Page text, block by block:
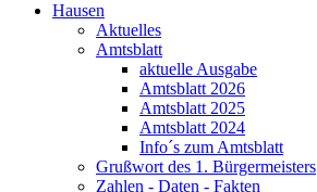
Hausen
Aktuelles
Amtsblatt
aktuelle Ausgabe
Amtsblatt 2026
Amtsblatt 2025
Amtsblatt 2024
Info´s zum Amtsblatt
Grußwort des 1. Bürgermeisters
Zahlen - Daten - Fakten